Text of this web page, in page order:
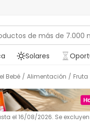
Solares
Bebé / Alimentación / Fruta
el 16/08/2026. Se